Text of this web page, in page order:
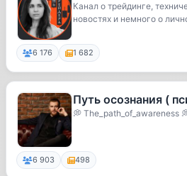
Канал о трейдинге,
новостях и немного о
6 176 1 682
Путь осознания (
💭 The_path_of_awareness
6 903 498